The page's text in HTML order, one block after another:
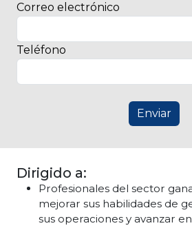
Correo electrónico
Teléfono
Enviar
Dirigido a:
Profesionales del sector
mejorar sus habilidades de
sus operaciones y avanzar